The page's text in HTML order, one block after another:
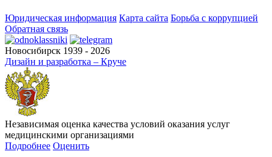
Юридическая информация Карта сайта Борьба с коррупцией
Обратная связь
Новосибирск 1939 - 2026
Дизайн и разработка – Круче
Независимая оценка качества условий оказания услуг
медицинскими организациями
Подробнее Оценить